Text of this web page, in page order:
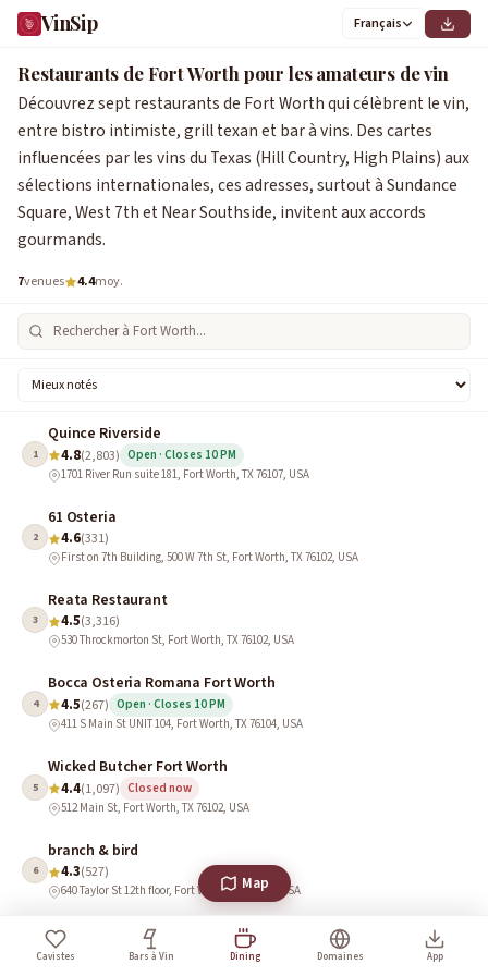
VinSip Français
Restaurants de Fort Worth pour les amateurs de vin
Découvrez sept restaurants de Fort Worth qui célèbrent le vin,
entre bistro intimiste, grill texan et bar à vins. Des cartes
influencées par les vins du Texas (Hill Country, High Plains) aux
sélections internationales, ces adresses, surtout à Sundance
Square, West 7th et Near Southside, invitent aux accords
gourmands.
7venues 4.4moy.
1
Quince Riverside
4.8(2,803) Open · Closes 10 PM
1701 River Run suite 181, Fort Worth, TX 76107, USA
2
61 Osteria
4.6(331)
First on 7th Building, 500 W 7th St, Fort Worth, TX 76102, USA
3
Reata Restaurant
4.5(3,316)
530 Throckmorton St, Fort Worth, TX 76102, USA
4
Bocca Osteria Romana Fort Worth
4.5(267) Open · Closes 10 PM
411 S Main St UNIT 104, Fort Worth, TX 76104, USA
5
Wicked Butcher Fort Worth
4.4(1,097) Closed now
512 Main St, Fort Worth, TX 76102, USA
6
branch & bird
4.3(527)
640 Taylor St 12th floor, Fort Worth, TX 76102, USA
7
il Modo
4.0
Cavistes Bars à Vin Dining Domaines App
Map